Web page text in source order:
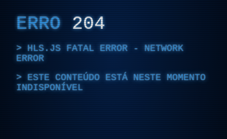
ERRO 204
HLS.JS FATAL ERROR - NETWORK
ERROR
ESTE CONTEÚDO ESTÁ NESTE MOMENTO
INDISPONÍVEL